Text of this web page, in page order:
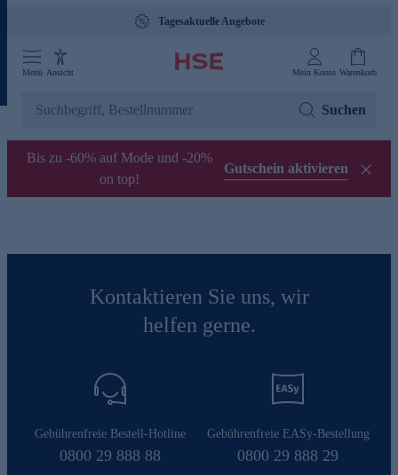
Tagesaktuelle Angebote
Menü Ansicht Mein Konto Warenkorb
Suchen
Bis zu -60% auf Mode und -20%
on top!
Gutschein aktivieren
Kontaktieren Sie uns, wir
helfen gerne.
Gebührenfreie Bestell-Hotline
0800 29 888 88
Gebührenfreie EASy-Bestellung
0800 29 888 29